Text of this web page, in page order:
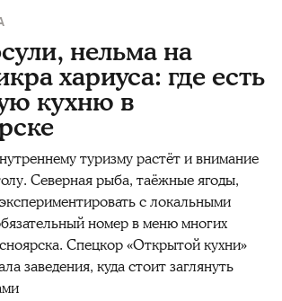
нельма на
хариуса: где есть
кухню в
туризму растёт и внимание
Северная рыба, таёжные ягоды,
с локальными
номер в меню многих
Спецкор «Открытой кухни»
заведения, куда стоит заглянуть